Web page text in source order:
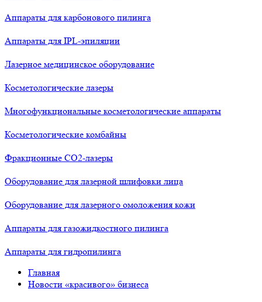
Аппараты для карбонового пилинга
Аппараты для IPL-эпиляции
Лазерное медицинское оборудование
Косметологические лазеры
Многофункциональные косметологические аппараты
Косметологические комбайны
Фракционные СО2-лазеры
Оборудование для лазерной шлифовки лица
Оборудование для лазерного омоложения кожи
Аппараты для газожидкостного пилинга
Аппараты для гидропилинга
Главная
Новости «красивого» бизнеса